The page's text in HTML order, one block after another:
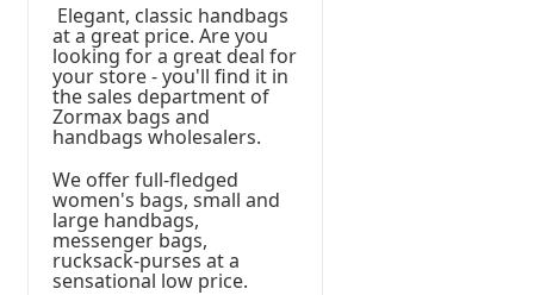
Elegant, classic handbags
at a great price. Are you
looking for a great deal for
your store - you'll find it in
the sales department of
Zormax bags and
handbags wholesalers.
We offer full-fledged
women's bags, small and
large handbags,
messenger bags,
rucksack-purses at a
sensational low price.